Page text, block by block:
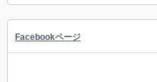
Facebookページ